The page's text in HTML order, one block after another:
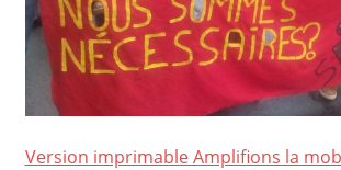
Version imprimable Amplifions la